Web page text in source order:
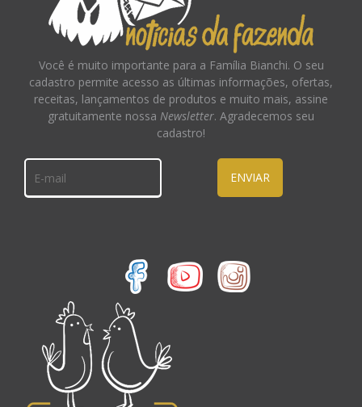
Você é muito importante para a Família Bianchi. O seu
cadastro permite acesso as últimas informações, ofertas,
receitas, lançamentos de produtos e muito mais, assine
gratuitamente nossa Newsletter. Agradecemos seu
cadastro!
ENVIAR